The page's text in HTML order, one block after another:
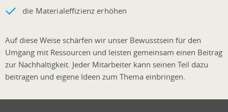
die Materialeffizienz erhöhen
Auf diese Weise schärfen wir unser Bewusstsein für den
Umgang mit Ressourcen und leisten gemeinsam einen Beitrag
zur Nachhaltigkeit. Jeder Mitarbeiter kann seinen Teil dazu
beitragen und eigene Ideen zum Thema einbringen.